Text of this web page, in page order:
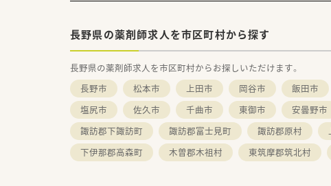
長野県の薬剤師求人を市区町村から探す
長野県の薬剤師求人を市区町村からお探しいただけます。
長野市
松本市 上田市 岡谷市 飯田市
塩尻市
佐久市 千曲市 東御市 安曇野市
諏訪郡下諏訪町
諏訪郡富士見町 諏訪郡原村
下伊那郡高森町
木曽郡木祖村 東筑摩郡筑北村